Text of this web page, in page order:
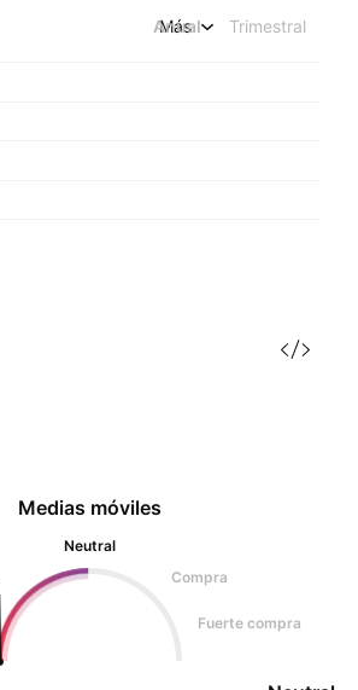
Anual Trimestral
Más
Medias móviles
Neutral
Compra
Fuerte compra